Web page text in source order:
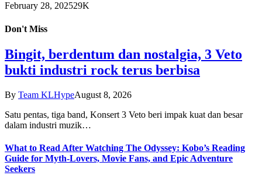
February 28, 202529K
Don't Miss
Bingit, berdentum dan nostalgia, 3 Veto
bukti industri rock terus berbisa
By Team KLHypeAugust 8, 2026
Satu pentas, tiga band, Konsert 3 Veto beri impak kuat dan besar
dalam industri muzik…
What to Read After Watching The Odyssey: Kobo’s Reading
Guide for Myth-Lovers, Movie Fans, and Epic Adventure
Seekers